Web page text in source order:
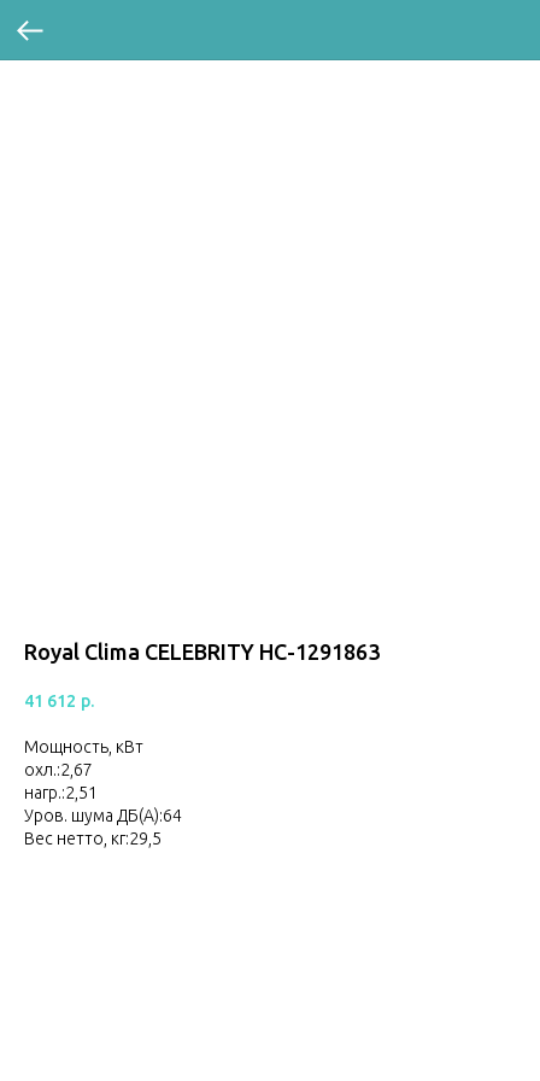
Royal Clima CELEBRITY НС-1291863
41 612 р.
Мощность, кВт
охл.:2,67
нагр.:2,51
Уров. шума ДБ(A):64
Вес нетто, кг:29,5